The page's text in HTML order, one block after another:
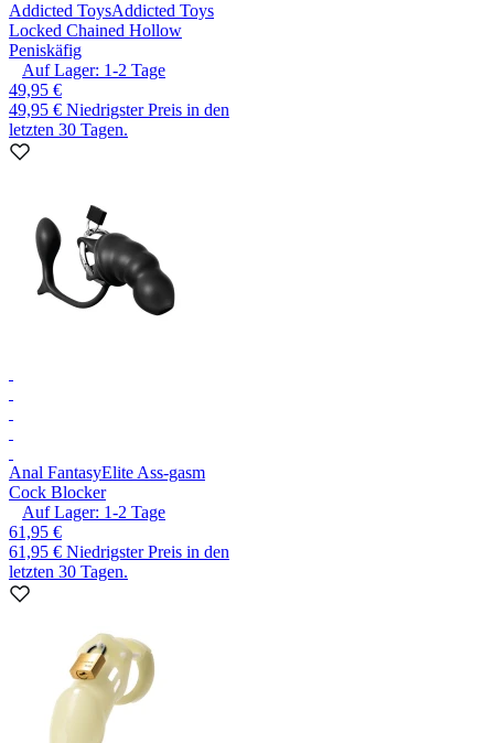
Addicted ToysAddicted Toys
Locked Chained Hollow
Peniskäfig
Auf Lager: 1-2 Tage
49,95 €
49,95 € Niedrigster Preis in den
letzten 30 Tagen.
Anal FantasyElite Ass-gasm
Cock Blocker
Auf Lager: 1-2 Tage
61,95 €
61,95 € Niedrigster Preis in den
letzten 30 Tagen.